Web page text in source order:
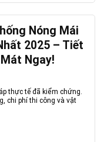
Nóng Mái
2025 – Tiết
Ngay!
thực tế đã kiểm chứng.
chi phí thi công và vật